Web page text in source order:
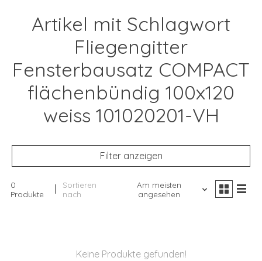
Artikel mit Schlagwort
Fliegengitter
Fensterbausatz COMPACT
flächenbündig 100x120
weiss 101020201-VH
Filter anzeigen
0
Produkte
Sortieren
nach
Am meisten
angesehen
Keine Produkte gefunden!